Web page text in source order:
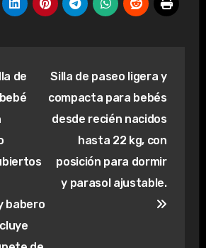
de
babero
Silla de paseo ligera y
compacta para bebés
desde recién nacidos
hasta 22 kg, con
posición para dormir
y parasol ajustable.